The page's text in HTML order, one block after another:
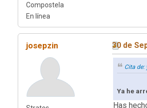
Compostela
En línea
josepzin 30 de
Cita de:
Ya he
Has